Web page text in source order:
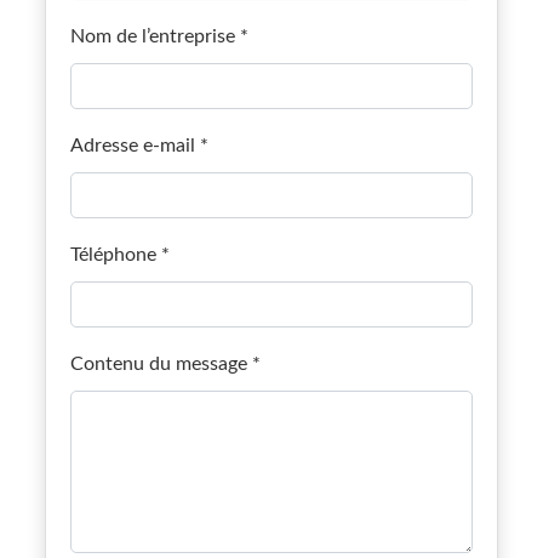
Nom de l’entreprise *
Adresse e-mail *
Téléphone *
Contenu du message *